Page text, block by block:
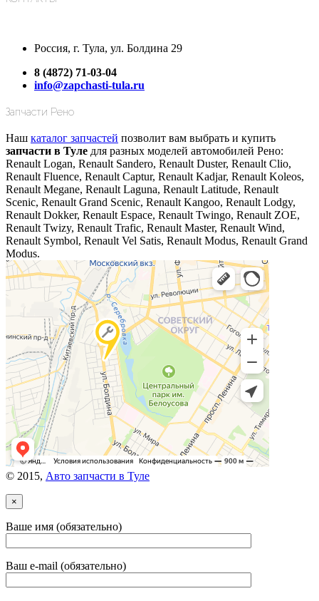
Россия, г. Тула, ул. Болдина 29
8 (4872) 71-03-04
info@zapchasti-tula.ru
Запчасти Рено
Наш каталог запчастей позволит вам выбрать и купить
запчасти в Туле для разных моделей автомобилей Рено:
Renault Logan, Renault Sandero, Renault Duster, Renault Clio,
Renault Fluence, Renault Captur, Renault Kadjar, Renault Koleos,
Renault Megane, Renault Laguna, Renault Latitude, Renault
Scenic, Renault Grand Scenic, Renault Kangoo, Renault Lodgy,
Renault Dokker, Renault Espace, Renault Twingo, Renault ZOE,
Renault Twizy, Renault Trafic, Renault Master, Renault Wind,
Renault Symbol, Renault Vel Satis, Renault Modus, Renault Grand
Modus.
© 2015, Авто запчасти в Туле
×
Ваше имя (обязательно)
Ваш e-mail (обязательно)